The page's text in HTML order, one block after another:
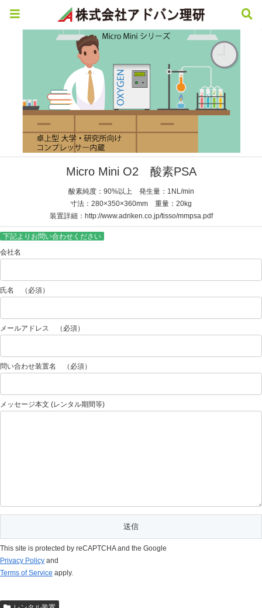
Micro Mini O2 酸素PSA
酸素純度：90%以上 発生量：1NL/min
寸法：280×350×360mm 重量：20kg
装置詳細：http://www.adriken.co.jp/tisso/mmpsa.pdf
下記よりお問い合わせください
会社名
氏名 （必須）
メールアドレス （必須）
問い合わせ装置名 （必須）
メッセージ本文 (レンタル期間等)
This site is protected by reCAPTCHA and the Google
Privacy Policy and
Terms of Service apply.